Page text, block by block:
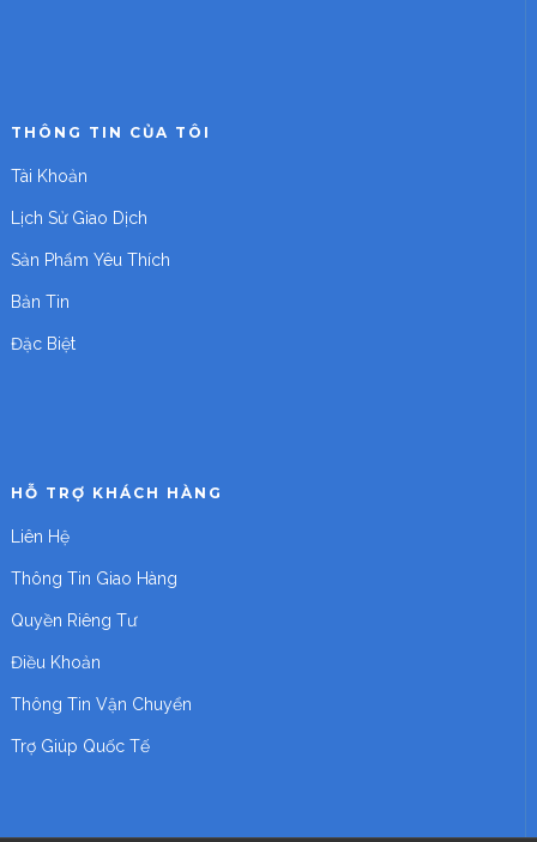
THÔNG TIN CỦA TÔI
Tài Khoản
Lịch Sử Giao Dịch
Sản Phẩm Yêu Thích
Bản Tin
Đặc Biệt
HỖ TRỢ KHÁCH HÀNG
Liên Hệ
Thông Tin Giao Hàng
Quyền Riêng Tư
Điều Khoản
Thông Tin Vận Chuyển
Trợ Giúp Quốc Tế